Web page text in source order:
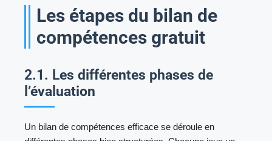
Les étapes du bilan de
compétences gratuit
2.1. Les différentes phases de
l’évaluation
Un bilan de compétences efficace se déroule en